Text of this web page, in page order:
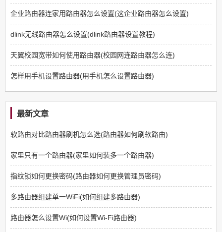
企业路由器连家用路由器怎么设置(这企业路由器怎么设置)
dlink无线路由器怎么设置(dlink路由器设置教程)
天翼校园宽带如何使用路由器(校园网连路由器怎么连)
怎样用手机设置路由器(用手机怎么设置路由器)
最新文章
软路由对比路由器刷机怎么选(路由器如何刷软路由)
家里只有一个路由器(家里如何装多一个路由器)
指纹锁如何更换密码(路由器如何更换管理员密码)
多路由器组建单一WiFi(如何组建多路由器)
路由器怎么设置Wi(如何设置Wi-Fi路由器)